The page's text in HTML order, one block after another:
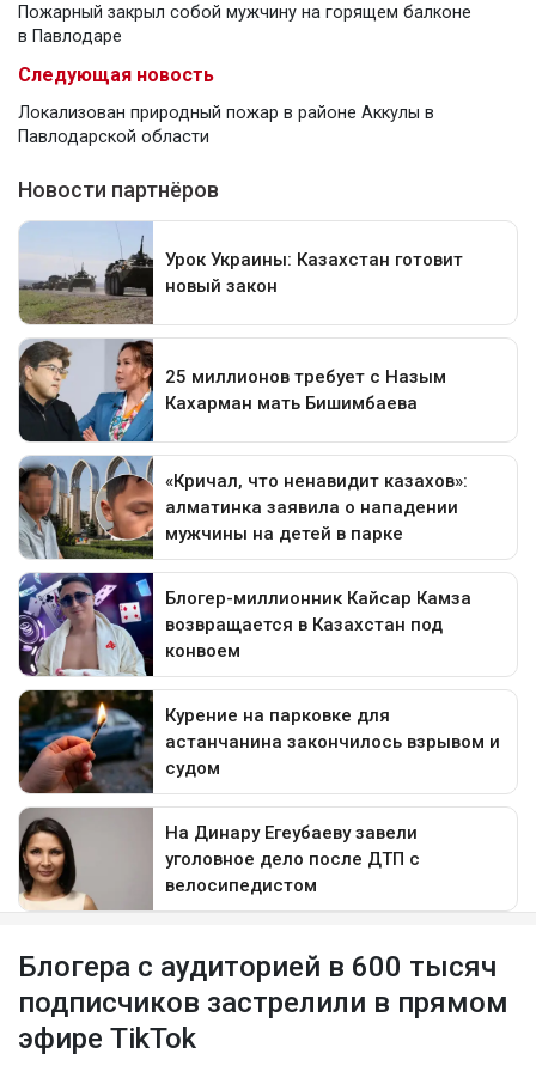
Пожарный закрыл собой мужчину на горящем балконе
в Павлодаре
Следующая новость
Локализован природный пожар в районе Аккулы в
Павлодарской области
Блогера с аудиторией в 600 тысяч
подписчиков застрелили в прямом
эфире TikTok